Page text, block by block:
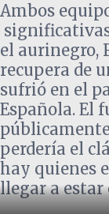
Ambos
el aurinegro,
recupera de
sufrió en el
Española. El
perdería el
hay quienes
llegar a estar